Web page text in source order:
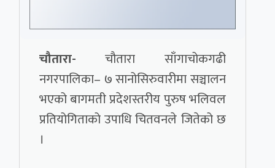
चौतारा- चौतारा साँगाचोकगढी
नगरपालिका– ७ सानोसिरुवारीमा सञ्चालन
भएको बागमती प्रदेशस्तरीय पुरुष भलिवल
प्रतियोगिताको उपाधि चितवनले जितेको छ
।